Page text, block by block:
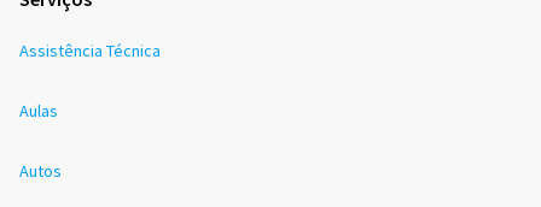
Assistência Técnica
Aulas
Autos